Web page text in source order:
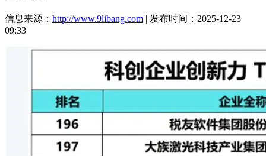
信息来源： http://www.9libang.com | 发布时间：2025-12-23
09:33